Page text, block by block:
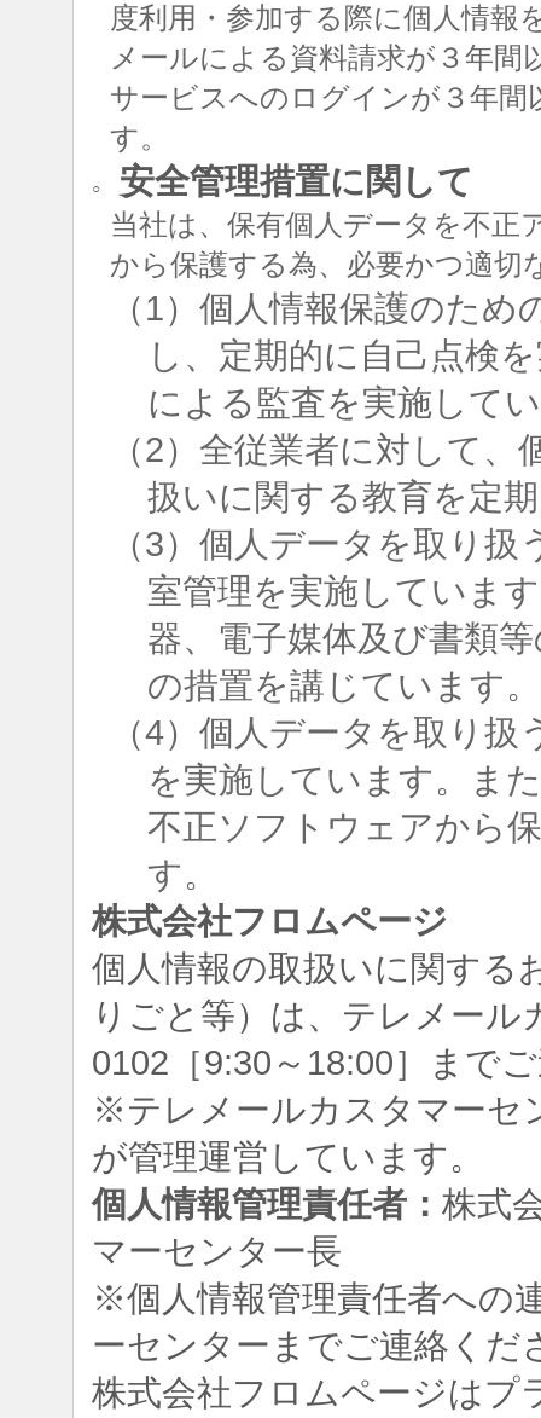
度利用・参加する際に個人情
メールによる資料請求が３年間
サービスへのログインが３年間
す。
○ 安全管理措置に関して
当社は、保有個人データを不正
から保護する為、必要かつ適切
（1）個人情報保護のた
し、定期的に自己点検
による監査を実施して
（2）全従業者に対して
扱いに関する教育を定
（3）個人データを取り
室管理を実施していま
器、電子媒体及び書類
の措置を講じています。
（4）個人データを取り
を実施しています。ま
不正ソフトウェアから
す。
株式会社フロムページ
個人情報の取扱いに関する
りごと等）は、テレメー
0102［9:30～18:00］まで
※テレメールカスタマーセ
が管理運営しています。
個人情報管理責任者： 株式
マーセンター長
※個人情報管理責任者への
ーセンターまでご連絡くだ
株式会社フロムページはプ